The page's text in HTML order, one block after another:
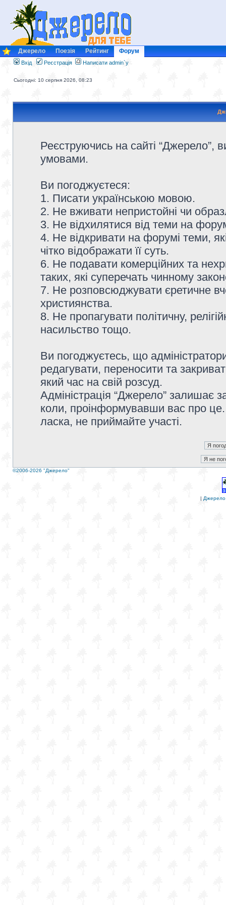
Джерело Поезія Рейтинг Форум
Вхід Реєстрація Написати admin`у
Сьогодні: 10 серпня 2026, 08:23
Реєструючись на сайті “Джерело”,
умовами.
Ви погоджуєтеся:
1. Писати українською мовою.
2. Не вживати непристойні чи
3. Не відхилятися від теми на
4. Не відкривати на форумі теми,
чітко відображати її суть.
6. Не подавати комерційних та
таких, які суперечать чинному
7. Не розповсюджувати єретичне
християнства.
8. Не пропагувати політичну,
насильство тощо.
Ви погоджуєтесь, що
редагувати, переносити та
який час на свій розсуд.
Адміністрація “Джерело” залишає
коли, проінформувавши вас про
ласка, не приймайте участі.
©2006-2026 "Джерело"
| Джерело